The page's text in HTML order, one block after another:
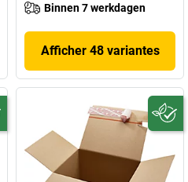
Binnen 7 werkdagen
Afficher 48 variantes